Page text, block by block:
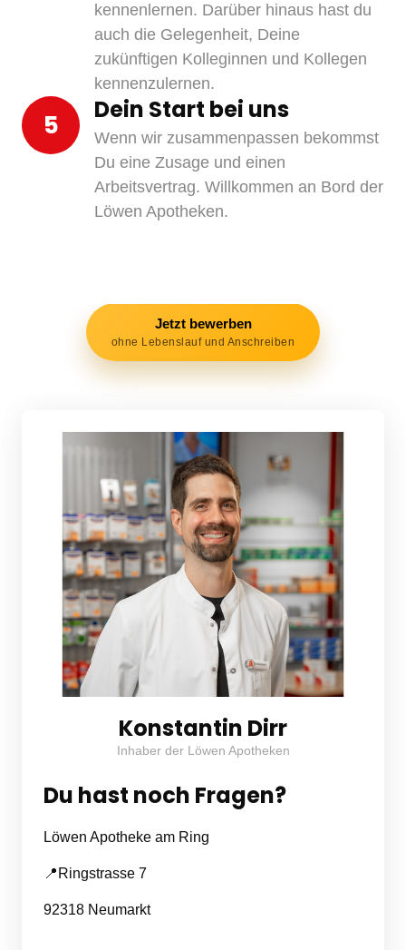
kennenlernen. Darüber hinaus hast du
auch die Gelegenheit, Deine
zukünftigen Kolleginnen und Kollegen
kennenzulernen.
5 Dein Start bei uns
Wenn wir zusammenpassen bekommst
Du eine Zusage und einen
Arbeitsvertrag. Willkommen an Bord der
Löwen Apotheken.
Jetzt bewerben
ohne Lebenslauf und Anschreiben
Konstantin Dirr
Inhaber der Löwen Apotheken
Du hast noch Fragen?
Löwen Apotheke am Ring
📍Ringstrasse 7
92318 Neumarkt